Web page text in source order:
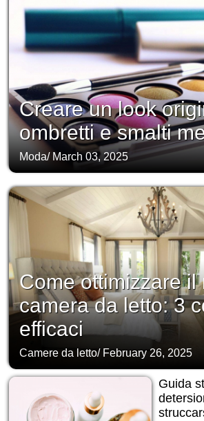
Creare un look
ombretti e smalti
Moda/ March 03, 2025
Come ottimizzare il
camera da letto: 3
efficaci
Camere da letto/ February 26, 2025
Guida